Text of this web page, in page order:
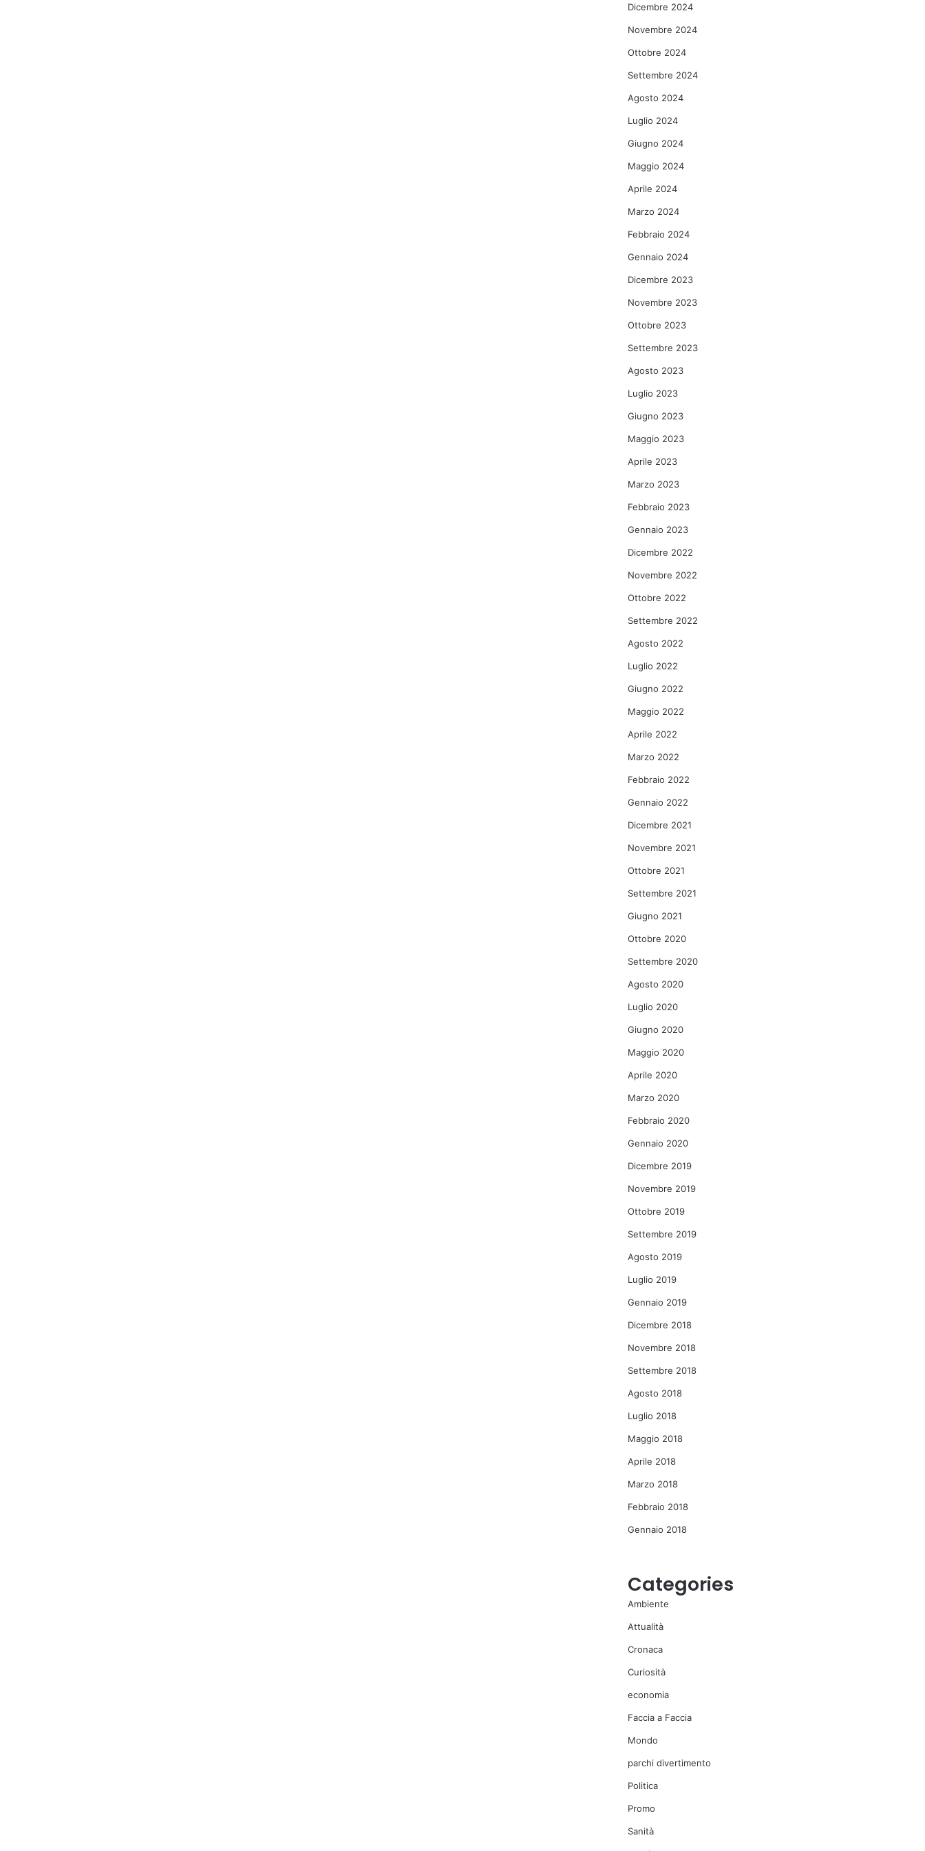
Dicembre 2024
Novembre 2024
Ottobre 2024
Settembre 2024
Agosto 2024
Luglio 2024
Giugno 2024
Maggio 2024
Aprile 2024
Marzo 2024
Febbraio 2024
Gennaio 2024
Dicembre 2023
Novembre 2023
Ottobre 2023
Settembre 2023
Agosto 2023
Luglio 2023
Giugno 2023
Maggio 2023
Aprile 2023
Marzo 2023
Febbraio 2023
Gennaio 2023
Dicembre 2022
Novembre 2022
Ottobre 2022
Settembre 2022
Agosto 2022
Luglio 2022
Giugno 2022
Maggio 2022
Aprile 2022
Marzo 2022
Febbraio 2022
Gennaio 2022
Dicembre 2021
Novembre 2021
Ottobre 2021
Settembre 2021
Giugno 2021
Ottobre 2020
Settembre 2020
Agosto 2020
Luglio 2020
Giugno 2020
Maggio 2020
Aprile 2020
Marzo 2020
Febbraio 2020
Gennaio 2020
Dicembre 2019
Novembre 2019
Ottobre 2019
Settembre 2019
Agosto 2019
Luglio 2019
Gennaio 2019
Dicembre 2018
Novembre 2018
Settembre 2018
Agosto 2018
Luglio 2018
Maggio 2018
Aprile 2018
Marzo 2018
Febbraio 2018
Gennaio 2018
Categories
Ambiente
Attualità
Cronaca
Curiosità
economia
Faccia a Faccia
Mondo
parchi divertimento
Politica
Promo
Sanità